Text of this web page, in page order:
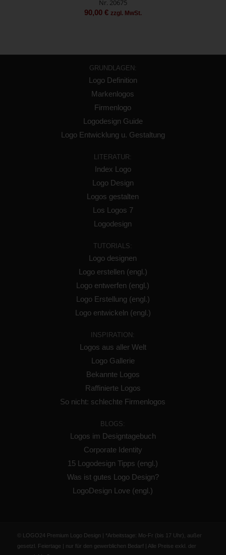
Nr. 20675
90,00 € zzgl. MwSt.
GRUNDLAGEN:
Logo Definition
Markenlogos
Firmenlogo
Logodesign Guide
Logo Entwicklung u. Gestaltung
LITERATUR:
Index Logo
Logo Design
Logos gestalten
Los Logos 7
Logodesign
TUTORIALS:
Logo designen
Logo erstellen (engl.)
Logo entwerfen (engl.)
Logo Erstellung (engl.)
Logo entwickeln (engl.)
INSPIRATION:
Logos aus aller Welt
Logo Gallerie
Bekannte Logos
Raffinierte Logos
So nicht: schlechte Firmenlogos
BLOGS:
Logos im Designtagebuch
Corporate Identity
15 Logodesign Tipps (engl.)
Was ist gutes Logo Design?
LogoDesign Love (engl.)
© LOGO24 Premium Logo Design | *Arbeitstage: Mo-Fr (bis 17 Uhr), außer
gesetzl. Feiertage | nur für den gewerblichen Bedarf | Alle Preise exkl. der